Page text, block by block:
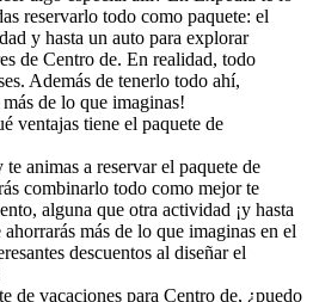
reservarlo todo como paquete: el
y hasta un auto para explorar
de Centro de. En realidad, todo
Además de tenerlo todo ahí,
de lo que imaginas!
ventajas tiene el paquete de
animas a reservar el paquete de
combinarlo todo como mejor te
alguna que otra actividad ¡y hasta
más de lo que imaginas en el
descuentos al diseñar el
de vacaciones para Centro de, ¿puedo